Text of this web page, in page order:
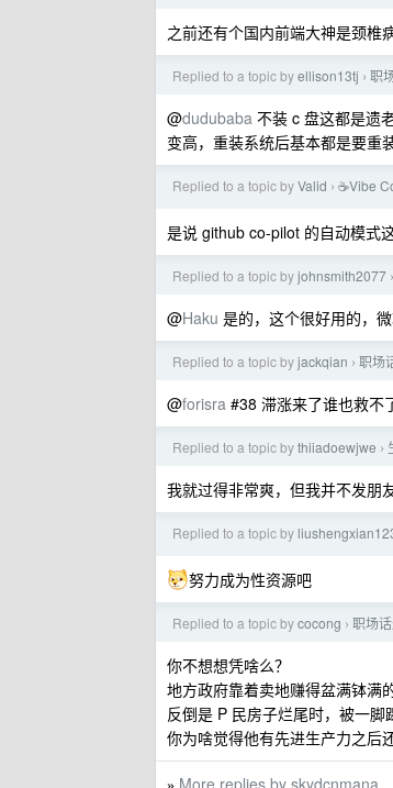
之前还有个国内前端大神是颈椎
Replied to a topic byellison13tj › 职
@dudubaba 不装 c 盘这都是遗
变高，重装系统后基本都是要重
Replied to a topic byValid › ☕Vibe
是说 github co-pilot 的自动模式
Replied to a topic byjohnsmith2077 ›
@Haku 是的，这个很好用的，
Replied to a topic byjackqian › 职场
@forisra #38 滞涨来了谁也救不
Replied to a topic bythiiadoewjwe ›
我就过得非常爽，但我并不发朋
Replied to a topic by
努力成为性资源吧
Replied to a topic bycocong › 职场
你不想想凭啥么？
地方政府靠着卖地赚得盆满钵满
反倒是 P 民房子烂尾时，被一脚
你为啥觉得他有先进生产力之后
More replies by skydcnmana